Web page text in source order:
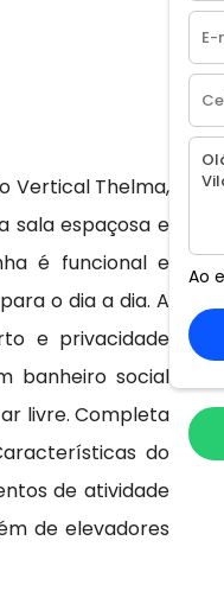
Vertical Thelma,
sala espaçosa e
é funcional e
o dia a dia. A
e privacidade
banheiro social
livre. Completa
do
de atividade
de elevadores
Ao